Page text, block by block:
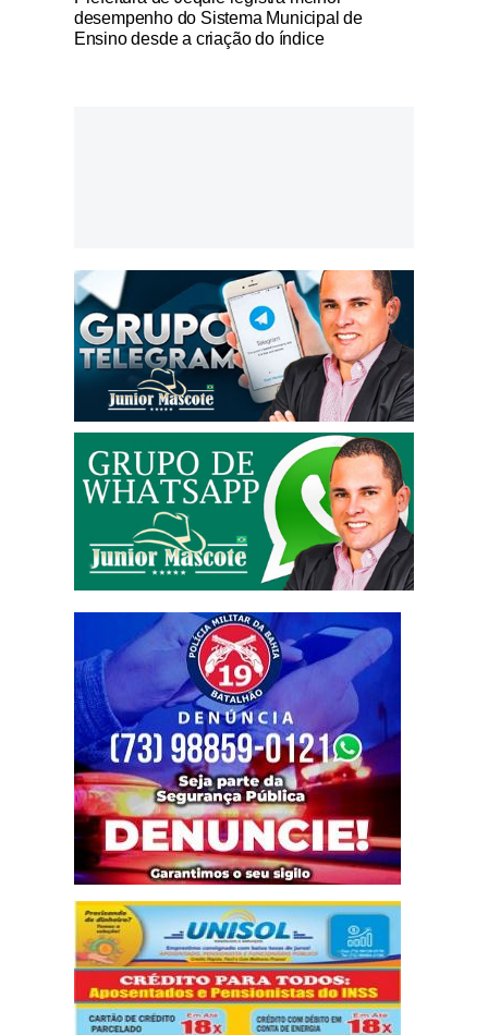
desempenho do Sistema Municipal de
Ensino desde a criação do índice